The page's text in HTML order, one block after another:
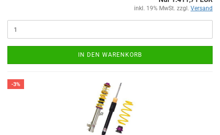
inkl. 19% MwSt. zzgl. Versand
IN DEN WARENKORB
-3%